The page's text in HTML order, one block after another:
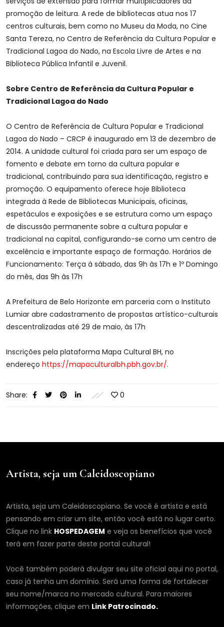
promoção de leitura. A rede de bibliotecas atua nos 17
centros culturais, bem como no Museu da Moda, no Cine
Santa Tereza, no Centro de Referência da Cultura Popular e
Tradicional Lagoa do Nado, na Escola Livre de Artes e na
Biblioteca Pública Infantil e Juvenil.
Sobre Centro de Referência da Cultura Popular e
Tradicional Lagoa do Nado
O Centro de Referência de Cultura Popular e Tradicional
Lagoa do Nado – CRCP é inaugurado em 13 de dezembro de
2014. A unidade cultural foi criada para ser um espaço de
fomento e debate em torno da cultura popular e
tradicional, contribuindo para sua identificação, registro e
promoção. O equipamento oferece hoje Biblioteca
integrada à Rede de Bibliotecas Municipais, oficinas,
espetáculos e exposições e se estrutura como um espaço
de discussão permanente sobre a cultura popular e
tradicional na capital, configurando-se como um centro de
excelência e importante espaço de formação. Horários de
Funcionamento: Terça à sábado, das 9h às 17h e 1º Domingo
do mês, das 9h às 17h
A Prefeitura de Belo Horizonte em parceria com o Instituto
Lumiar abre cadastramento de propostas artístico-culturais
descentralizadas até 29 de maio, às 17h
Inscrições pela plataforma Mapa Cultural BH, no
endereço https://mapaculturalbh.pbh.gov.br/.
Share: 0
Artista, seja um Caleidoscopiano
Artista, seja um Caleidoscopiano. Se você é artista e está
pensando em criar um site, então você está no lugar certo.
Clique no link HOSPEDAGEM e veja os benefícios que você
terá em fazer parte deste portal cultural!
Você também poderá divulgar seu site oficial aqui no portal,
caso já tenha um domínio. Será uma forma de fortalecer
seu nome/marca no mercado cultural. Para maiores
informações, clique em Link Patrocinado.